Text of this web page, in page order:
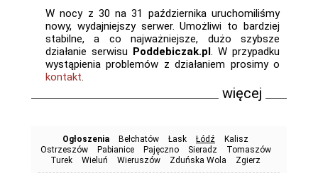
W nocy z 30 na 31 października uruchomiliśmy
nowy, wydajniejszy serwer. Umożliwi to bardziej
stabilne, a co najważniejsze, dużo szybsze
działanie serwisu Poddebiczak.pl. W przypadku
wystąpienia problemów z działaniem prosimy o
kontakt.
więcej
Ogłoszenia Bełchatów Łask Łódź
Kalisz
Ostrzeszów
Pabianice Pajęczno Sieradz
Tomaszów
Turek
Wieluń Wieruszów Zduńska Wola Zgierz